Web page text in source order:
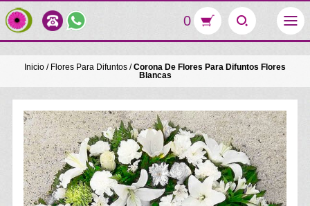
0
Inicio / Flores Para Difuntos /Corona De Flores Para Difuntos Flores
Blancas